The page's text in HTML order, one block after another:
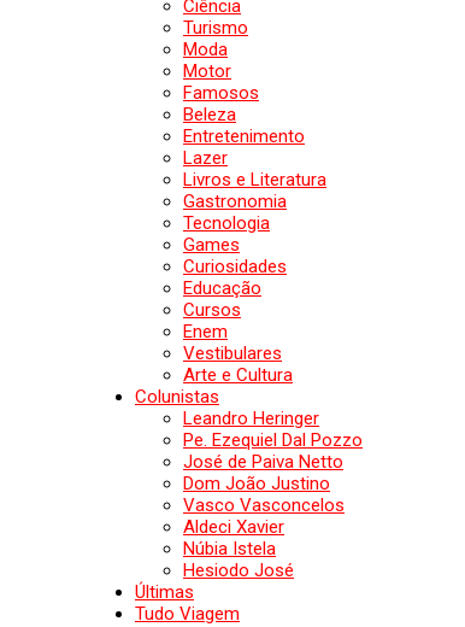
Ciência
Turismo
Moda
Motor
Famosos
Beleza
Entretenimento
Lazer
Livros e Literatura
Gastronomia
Tecnologia
Games
Curiosidades
Educação
Cursos
Enem
Vestibulares
Arte e Cultura
Colunistas
Leandro Heringer
Pe. Ezequiel Dal Pozzo
José de Paiva Netto
Dom João Justino
Vasco Vasconcelos
Aldeci Xavier
Núbia Istela
Hesiodo José
Últimas
Tudo Viagem